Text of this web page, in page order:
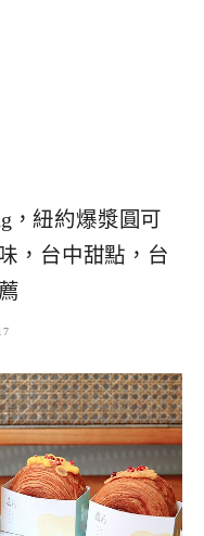
，紐約爆漿圓可
，台中甜點，台